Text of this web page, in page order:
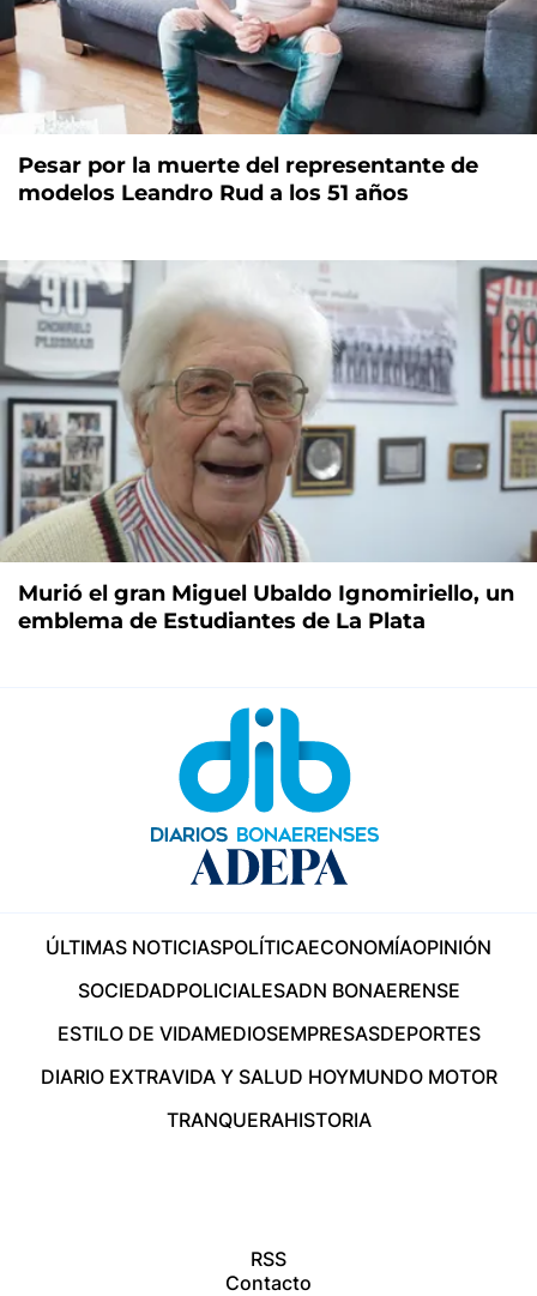
Pesar por la muerte del representante de
modelos Leandro Rud a los 51 años
Murió el gran Miguel Ubaldo Ignomiriello, un
emblema de Estudiantes de La Plata
ÚLTIMAS NOTICIASPOLÍTICAECONOMÍAOPINIÓN
SOCIEDADPOLICIALESADN BONAERENSE
ESTILO DE VIDAMEDIOSEMPRESASDEPORTES
DIARIO EXTRAVIDA Y SALUD HOYMUNDO MOTOR
TRANQUERAHISTORIA
RSS
Contacto